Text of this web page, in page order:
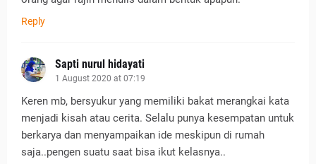
Reply
Sapti nurul hidayati
1 August 2020 at 07:19
Keren mb, bersyukur yang memiliki bakat merangkai kata
menjadi kisah atau cerita. Selalu punya kesempatan untuk
berkarya dan menyampaikan ide meskipun di rumah
saja..pengen suatu saat bisa ikut kelasnya..